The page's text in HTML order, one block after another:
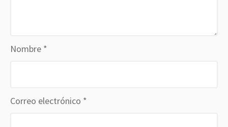
Nombre *
Correo electrónico *